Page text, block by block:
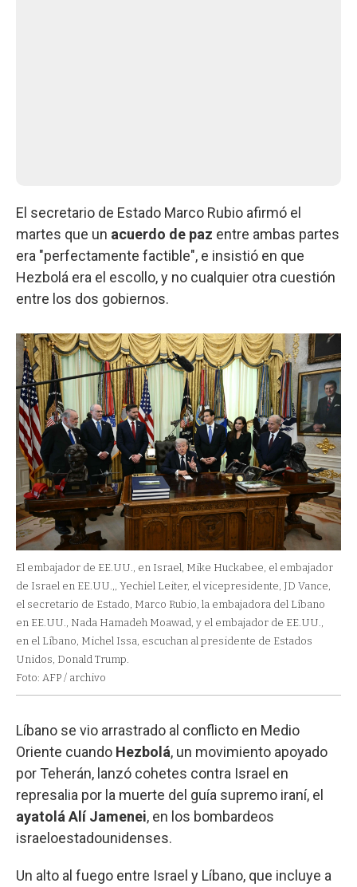
El secretario de Estado Marco Rubio afirmó el
martes que un acuerdo de paz entre ambas partes
era "perfectamente factible", e insistió en que
Hezbolá era el escollo, y no cualquier otra cuestión
entre los dos gobiernos.
El embajador de EE.UU., en Israel, Mike Huckabee, el embajador
de Israel en EE.UU.,, Yechiel Leiter, el vicepresidente, JD Vance,
el secretario de Estado, Marco Rubio, la embajadora del Líbano
en EE.UU., Nada Hamadeh Moawad, y el embajador de EE.UU.,
en el Líbano, Michel Issa, escuchan al presidente de Estados
Unidos, Donald Trump.
Foto: AFP / archivo
Líbano se vio arrastrado al conflicto en Medio
Oriente cuando Hezbolá, un movimiento apoyado
por Teherán, lanzó cohetes contra Israel en
represalia por la muerte del guía supremo iraní, el
ayatolá Alí Jamenei, en los bombardeos
israeloestadounidenses.
Un alto al fuego entre Israel y Líbano, que incluye a